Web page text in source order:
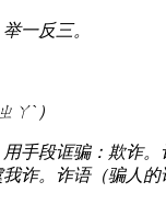
一反三。
ㄚˋ）
用手段诓骗：欺诈
诈。诈语（骗人的